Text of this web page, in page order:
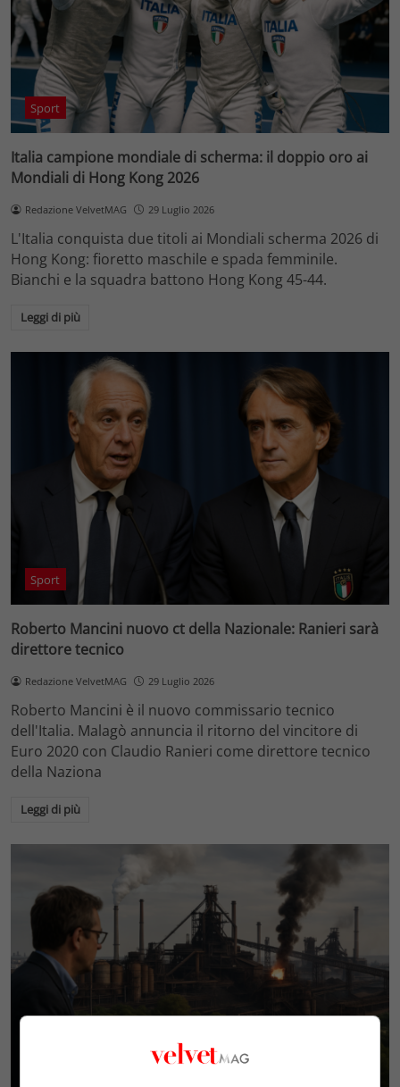
Sport
Italia campione mondiale di scherma: il doppio oro ai
Mondiali di Hong Kong 2026
Redazione VelvetMAG 29 Luglio 2026
L'Italia conquista due titoli ai Mondiali scherma 2026 di
Hong Kong: fioretto maschile e spada femminile.
Bianchi e la squadra battono Hong Kong 45-44.
Leggi di più
Sport
Roberto Mancini nuovo ct della Nazionale: Ranieri sarà
direttore tecnico
Redazione VelvetMAG 29 Luglio 2026
Roberto Mancini è il nuovo commissario tecnico
dell'Italia. Malagò annuncia il ritorno del vincitore di
Euro 2020 con Claudio Ranieri come direttore tecnico
della Naziona
Leggi di più